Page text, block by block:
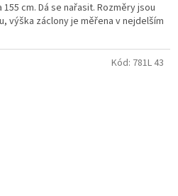
cm. Dá se nařasit. Rozměry jsou
výška záclony je měřena v nejdelším
Kód: 781L 43